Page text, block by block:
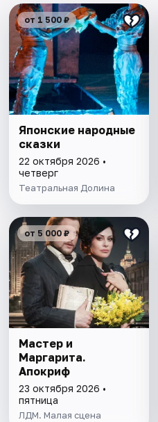
от 1 500 ₽
Японские народные
сказки
22 октября 2026 •
четверг
Театральная Долина
от 5 000 ₽
Мастер и
Маргарита.
Апокриф
23 октября 2026 •
пятница
ЛДМ. Малая сцена